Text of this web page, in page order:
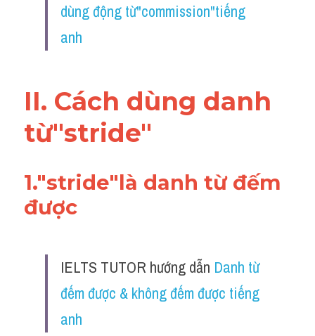
dùng động từ"commission"tiếng
anh
II. Cách dùng danh
từ"stride"
1."stride"là danh từ đếm
được
IELTS TUTOR hướng dẫn Danh từ
đếm được & không đếm được tiếng
anh